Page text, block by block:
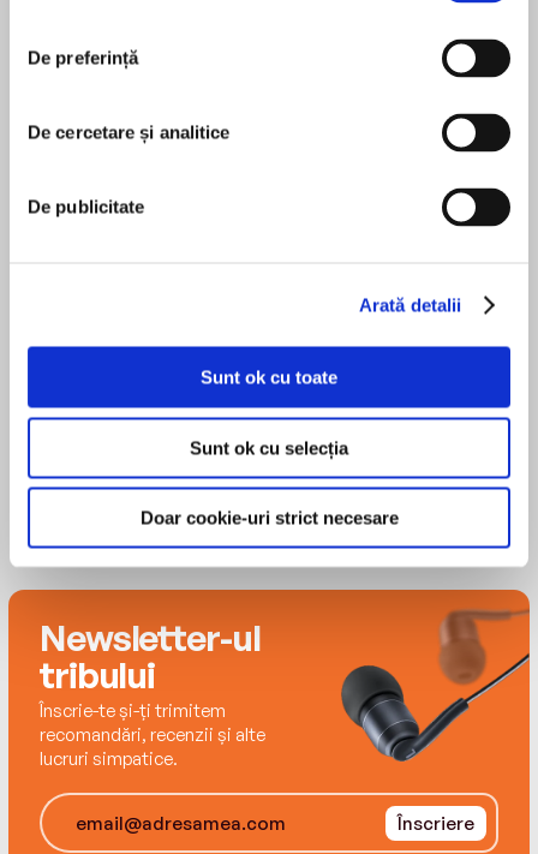
De preferință
De cercetare și analitice
De publicitate
Arată detalii
Sunt ok cu toate
Sunt ok cu selecția
Doar cookie-uri strict necesare
în haos? O persoană? O instituție? O forță
devine obsedată de Apocalipsă, este un semn
sigur că lucrurile merg prost, un simptom cert al
ani, creștinătatea a trecut prin multiple crize
apocaliptice și milenariste, identificînd Anticriști
Rostul noțiunii de katehon, introdusă de Sfîntul
Pavel, era tocmai să neutralizeze potențialul
disruptiv al unor asemenea curente,
reprezentări și manifestări apocaliptice,
katehonul fiind persoana sau forța care întîrzie
constă în faptul că pretinșii katehoni par a fi mai
degrabă niște acceleratori – cu voie sau fără
Mobilizînd o vastă cultură teologică, filosofică și
istorică, scrisă într-un stil accesibil, confesiv și
adesea ironic, cartea de față oferă elemente
indispensabile pentru înțelegerea prezentului
nostru confuz și îngrijorător.
Theodor Paleologu, doctor în filosofie politică al
École des Hautes Études en Sciences Sociales
În acest moment nu există recenzii
Newsletter-ul
tribului
Înscrie-te și-ți trimitem
recomandări, recenzii și alte
lucruri simpatice.
Înscriere